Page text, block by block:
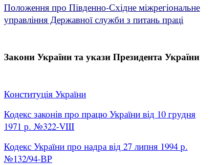
Положення про Південно-Східне міжрегіональне
управління Державної служби з питань праці
Закони України та укази Президента України
Конституція України
Кодекс законів про працю України від 10 грудня
1971 р. №322-VIII
Кодекс України про надра від 27 липня 1994 р.
№132/94-ВР